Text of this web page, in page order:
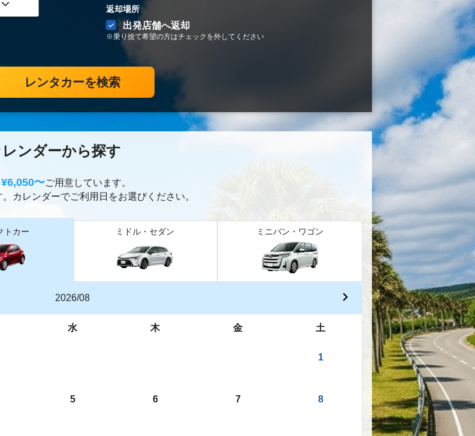
返却場所
出発店舗へ返却
※乗り捨て希望の方はチェックを外してください
レンタカーを検索
ンダーから探す
¥6,050〜ご用意しています。
カレンダーでご利用日をお選びください。
トカー ミドル・セダン ミニバン・ワゴン
2026/08
水 木 金 土
1
5 6 7 8